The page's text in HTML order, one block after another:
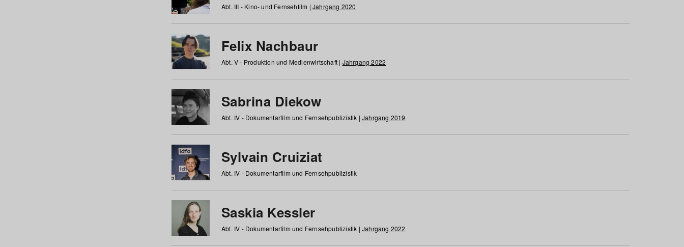
Abt. III - Kino- und Fernsehfilm | Jahrgang 2020
Felix Nachbaur
Abt. V - Produktion und Medienwirtschaft | Jahrgang 2022
Sabrina Diekow
Abt. IV - Dokumentarfilm und Fernsehpublizistik | Jahrgang 2019
Sylvain Cruiziat
Abt. IV - Dokumentarfilm und Fernsehpublizistik
Saskia Kessler
Abt. IV - Dokumentarfilm und Fernsehpublizistik | Jahrgang 2022